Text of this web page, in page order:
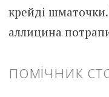
крейді
аллицина
помічник